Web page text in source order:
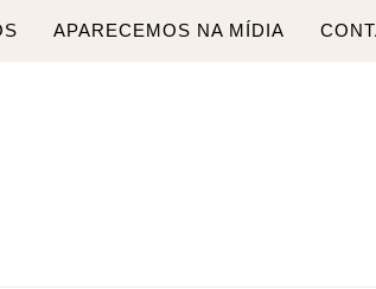
APARECEMOS NA MÍDIA